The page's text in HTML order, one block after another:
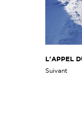
L'APPEL
Suivant